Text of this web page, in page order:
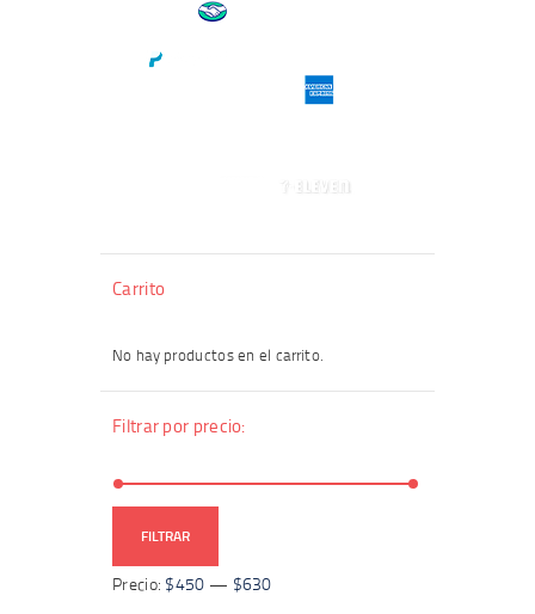
Carrito
No hay productos en el carrito.
Filtrar por precio:
FILTRAR
Precio: $450 — $630